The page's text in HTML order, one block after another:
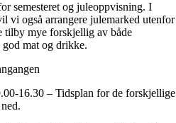
semesteret og juleoppvisning. I
vi også arrangere julemarked utenfor
tilby mye forskjellig av både
mat og drikke.
16.30 – Tidsplan for de forskjellige